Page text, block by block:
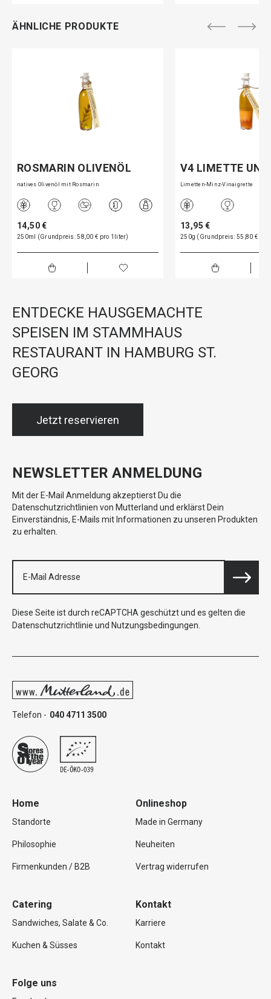
ÄHNLICHE PRODUKTE
ROSMARIN OLIVENÖL
natives Olivenöl mit Rosmarin
14,50 €
250ml (Grundpreis: 58,00 € pro 1liter)
V4 LIMETTE
Limetten-Minz-Vinaigrette
13,95 €
250g (Grundpreis: 55,80 € pro
ENTDECKE HAUSGEMACHTE
SPEISEN IM STAMMHAUS
RESTAURANT IN HAMBURG ST.
GEORG
Jetzt reservieren
NEWSLETTER ANMELDUNG
Mit der E-Mail Anmeldung akzeptierst Du die
Datenschutzrichtlinien von Mutterland und erklärst Dein
Einverständnis, E-Mails mit Informationen zu unseren Produkten
zu erhalten.
Diese Seite ist durch reCAPTCHA geschützt und es gelten die
Datenschutzrichtlinie und Nutzungsbedingungen
Telefon - 040 4711 3500
Home
Standorte
Philosophie
Firmenkunden / B2B
Onlineshop
Made in Germany
Neuheiten
Vertrag widerrufen
Catering
Sandwiches, Salate & Co.
Kuchen & Süsses
Kontakt
Karriere
Kontakt
Folge uns